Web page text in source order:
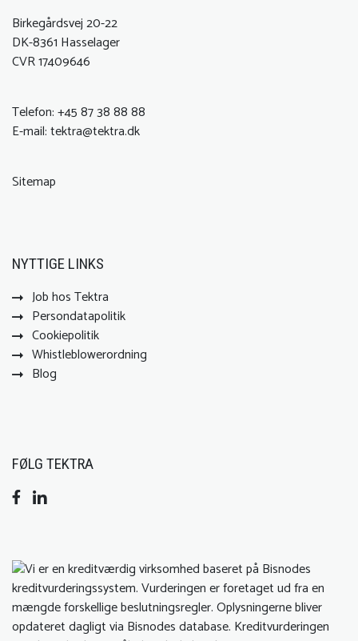
Birkegårdsvej 20-22
DK-8361 Hasselager
CVR 17409646
Telefon:+45 87 38 88 88
E-mail:tektra@tektra.dk
Sitemap
NYTTIGE LINKS
Job hos Tektra
Persondatapolitik
Cookiepolitik
Whistleblowerordning
Blog
FØLG TEKTRA